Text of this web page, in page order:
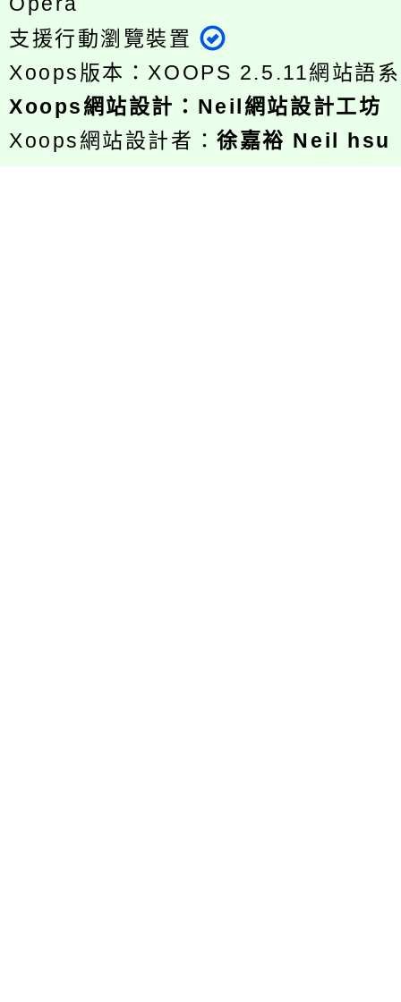
支援行動瀏覽裝置
Xoops版本： XOOPS 2.5.11網站語
Xoops網站設計 ： Neil網站設計工坊
Xoops網站設計者：徐嘉裕 Neil hsu